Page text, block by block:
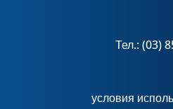
Тел.: (03)
условия